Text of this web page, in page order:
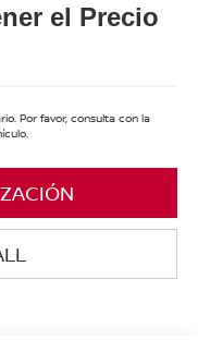
el Precio
Por favor, consulta con la